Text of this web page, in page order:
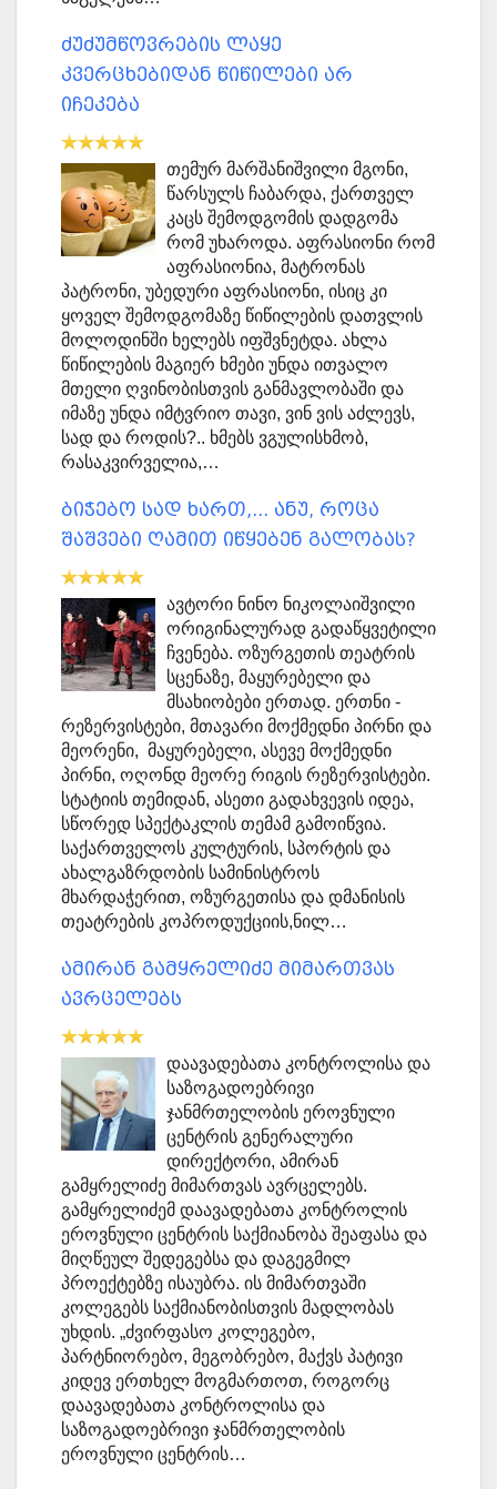
ძუძუმწოვრების ლაყე
კვერცხებიდან წიწილები არ
იჩეკება
თემურ მარშანიშვილი მგონი,
წარსულს ჩაბარდა, ქართველ
კაცს შემოდგომის დადგომა
რომ უხაროდა. აფრასიონი რომ
აფრასიონია, მატრონას
პატრონი, უბედური აფრასიონი, ისიც კი
ყოველ შემოდგომაზე წიწილების დათვლის
მოლოდინში ხელებს იფშვნეტდა. ახლა
წიწილების მაგიერ ხმები უნდა ითვალო
მთელი ღვინობისთვის განმავლობაში და
იმაზე უნდა იმტვრიო თავი, ვინ ვის აძლევს,
სად და როდის?.. ხმებს ვგულისხმობ,
რასაკვირველია,…
ბიჭებო სად ხართ,... ანუ, როცა
შაშვები ღამით იწყებენ გალობას?
ავტორი ნინო ნიკოლაიშვილი
ორიგინალურად გადაწყვეტილი
ჩვენება. ოზურგეთის თეატრის
სცენაზე, მაყურებელი და
მსახიობები ერთად. ერთნი -
რეზერვისტები, მთავარი მოქმედნი პირნი და
მეორენი, მაყურებელი, ასევე მოქმედნი
პირნი, ოღონდ მეორე რიგის რეზერვისტები.
სტატიის თემიდან, ასეთი გადახვევის იდეა,
სწორედ სპექტაკლის თემამ გამოიწვია.
საქართველოს კულტურის, სპორტის და
ახალგაზრდობის სამინისტროს
მხარდაჭერით, ოზურგეთისა და დმანისის
თეატრების კოპროდუქციის,ნილ…
ამირან გამყრელიძე მიმართვას
ავრცელებს
დაავადებათა კონტროლისა და
საზოგადოებრივი
ჯანმრთელობის ეროვნული
ცენტრის გენერალური
დირექტორი, ამირან
გამყრელიძე მიმართვას ავრცელებს.
გამყრელიძემ დაავადებათა კონტროლის
ეროვნული ცენტრის საქმიანობა შეაფასა და
მიღწეულ შედეგებსა და დაგეგმილ
პროექტებზე ისაუბრა. ის მიმართვაში
კოლეგებს საქმიანობისთვის მადლობას
უხდის. „ძვირფასო კოლეგებო,
პარტნიორებო, მეგობრებო, მაქვს პატივი
კიდევ ერთხელ მოგმართოთ, როგორც
დაავადებათა კონტროლისა და
საზოგადოებრივი ჯანმრთელობის
ეროვნული ცენტრის…